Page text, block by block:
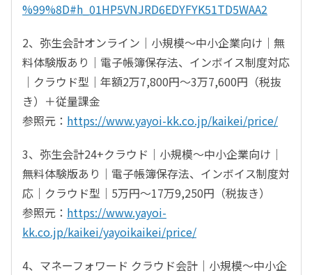
%99%8D#h_01HP5VNJRD6EDYFYK51TD5WAA2
2、弥生会計オンライン｜小規模～中小企業向け｜無
料体験版あり｜電子帳簿保存法、インボイス制度対応
｜クラウド型｜年額2万7,800円～3万7,600円（税抜
き）＋従量課金
参照元： https://www.yayoi-kk.co.jp/kaikei/price/
3、弥生会計24+クラウド｜小規模～中小企業向け｜
無料体験版あり｜電子帳簿保存法、インボイス制度対
応｜クラウド型｜5万円～17万9,250円（税抜き）
参照元： https://www.yayoi-
kk.co.jp/kaikei/yayoikaikei/price/
4、マネーフォワード クラウド会計｜小規模〜中小企